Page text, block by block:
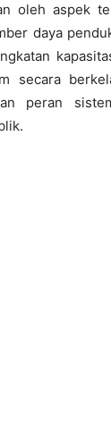
oleh aspek
daya
secara
peran